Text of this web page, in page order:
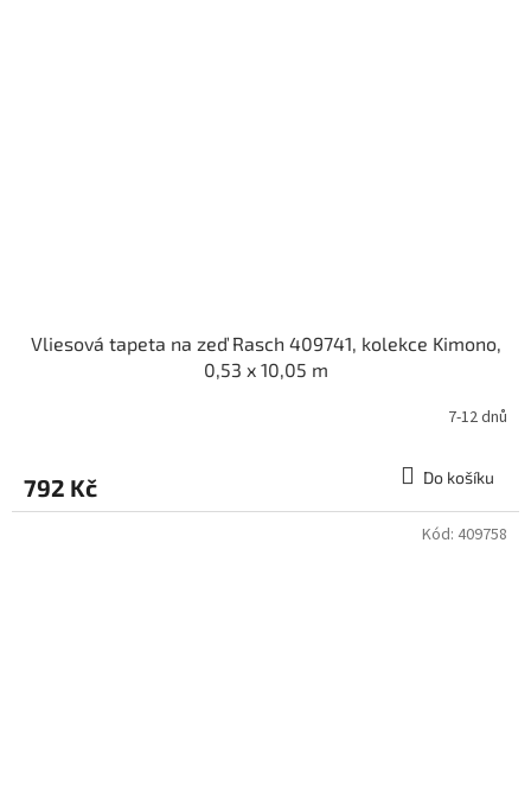
Vliesová tapeta na zeď Rasch 409741, kolekce Kimono,
0,53 x 10,05 m
7-12 dnů
792 Kč Do košíku
Kód: 409758